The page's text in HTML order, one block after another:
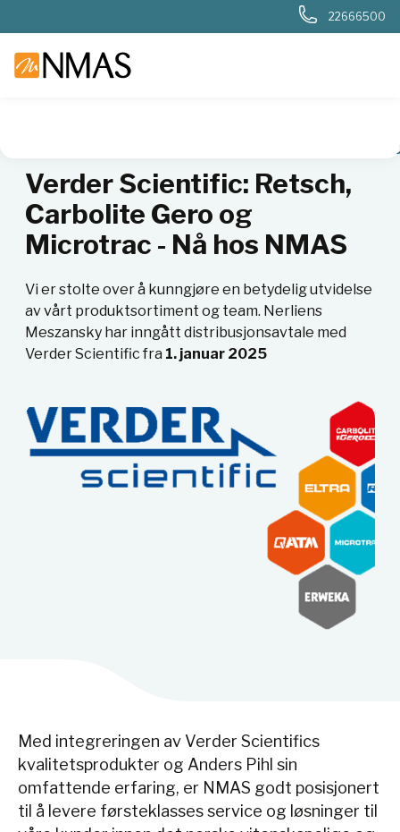
22666500
Verder Scientific: Retsch,
Verder Scientific: Retsch,
Carbolite Gero og
Microtrac - Nå hos NMAS
Vi er stolte over å kunngjøre en betydelig utvidelse
av vårt produktsortiment og team. Nerliens
Meszansky har inngått distribusjonsavtale med
Verder Scientific fra 1. januar 2025
Med integreringen av Verder Scientifics
kvalitetsprodukter og Anders Pihl sin
omfattende erfaring, er NMAS godt posisjonert
til å levere førsteklasses service og løsninger til